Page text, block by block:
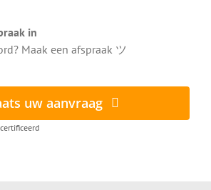
in
Maak een afspraak ツ
uw aanvraag